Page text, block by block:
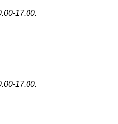
17.00.
17.00.